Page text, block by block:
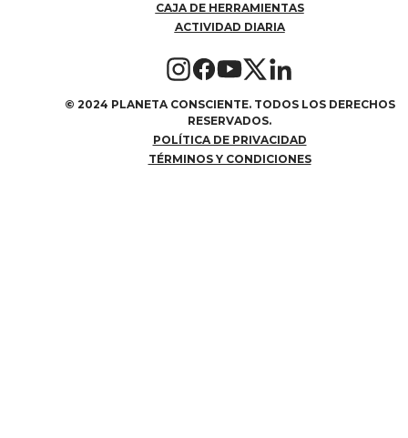
CAJA DE HERRAMIENTAS
ACTIVIDAD DIARIA
© 2024 PLANETA CONSCIENTE. TODOS LOS DERECHOS
RESERVADOS.
POLÍTICA DE PRIVACIDAD
TÉRMINOS Y CONDICIONES